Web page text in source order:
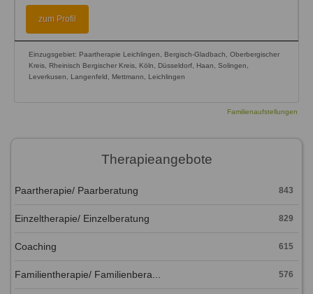
zum Profil
Einzugsgebiet: Paartherapie Leichlingen, Bergisch-Gladbach, Oberbergischer
Kreis, Rheinisch Bergischer Kreis, Köln, Düsseldorf, Haan, Solingen,
Leverkusen, Langenfeld, Mettmann, Leichlingen
Familienaufstellungen
Therapieangebote
Paartherapie/ Paarberatung 843
Einzeltherapie/ Einzelberatung 829
Coaching 615
Familientherapie/ Familienbera... 576